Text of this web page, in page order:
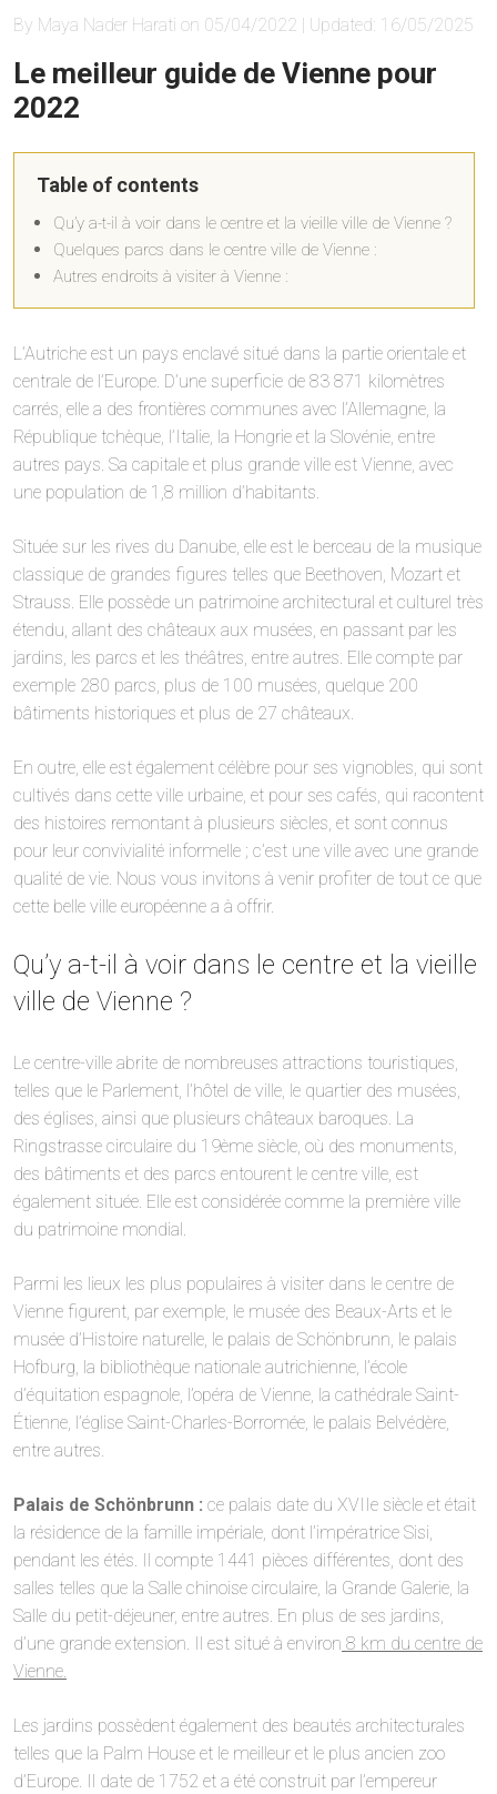
By Maya Nader Harati on 05/04/2022 | Updated: 16/05/2025
Le meilleur guide de Vienne pour
2022
Table of contents
Qu’y a-t-il à voir dans le centre et la vieille ville de Vienne ?
Quelques parcs dans le centre ville de Vienne :
Autres endroits à visiter à Vienne :
L’Autriche est un pays enclavé situé dans la partie orientale et
centrale de l’Europe. D’une superficie de 83 871 kilomètres
carrés, elle a des frontières communes avec l’Allemagne, la
République tchèque, l’Italie, la Hongrie et la Slovénie, entre
autres pays. Sa capitale et plus grande ville est Vienne, avec
une population de 1,8 million d’habitants.
Située sur les rives du Danube, elle est le berceau de la musique
classique de grandes figures telles que Beethoven, Mozart et
Strauss. Elle possède un patrimoine architectural et culturel très
étendu, allant des châteaux aux musées, en passant par les
jardins, les parcs et les théâtres, entre autres. Elle compte par
exemple 280 parcs, plus de 100 musées, quelque 200
bâtiments historiques et plus de 27 châteaux.
En outre, elle est également célèbre pour ses vignobles, qui sont
cultivés dans cette ville urbaine, et pour ses cafés, qui racontent
des histoires remontant à plusieurs siècles, et sont connus
pour leur convivialité informelle ; c’est une ville avec une grande
qualité de vie. Nous vous invitons à venir profiter de tout ce que
cette belle ville européenne a à offrir.
Qu’y a-t-il à voir dans le centre et la vieille
ville de Vienne ?
Le centre-ville abrite de nombreuses attractions touristiques,
telles que le Parlement, l’hôtel de ville, le quartier des musées,
des églises, ainsi que plusieurs châteaux baroques. La
Ringstrasse circulaire du 19ème siècle, où des monuments,
des bâtiments et des parcs entourent le centre ville, est
également située. Elle est considérée comme la première ville
du patrimoine mondial.
Parmi les lieux les plus populaires à visiter dans le centre de
Vienne figurent, par exemple, le musée des Beaux-Arts et le
musée d’Histoire naturelle, le palais de Schönbrunn, le palais
Hofburg, la bibliothèque nationale autrichienne, l’école
d’équitation espagnole, l’opéra de Vienne, la cathédrale Saint-
Étienne, l’église Saint-Charles-Borromée, le palais Belvédère,
entre autres.
Palais de Schönbrunn : ce palais date du XVIIe siècle et était
la résidence de la famille impériale, dont l’impératrice Sisi,
pendant les étés. Il compte 1441 pièces différentes, dont des
salles telles que la Salle chinoise circulaire, la Grande Galerie, la
Salle du petit-déjeuner, entre autres. En plus de ses jardins,
d’une grande extension. Il est situé à environ 8 km du centre de
Vienne.
Les jardins possèdent également des beautés architecturales
telles que la Palm House et le meilleur et le plus ancien zoo
d’Europe. Il date de 1752 et a été construit par l’empereur